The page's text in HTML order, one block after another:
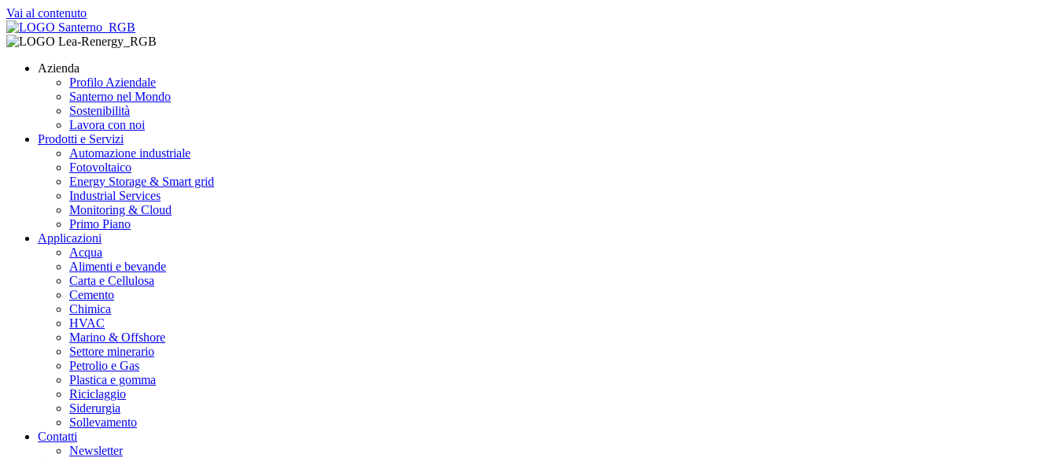
Vai al contenuto
Azienda
Profilo Aziendale
Santerno nel Mondo
Sostenibilità
Lavora con noi
Prodotti e Servizi
Automazione industriale
Fotovoltaico
Energy Storage & Smart grid
Industrial Services
Monitoring & Cloud
Primo Piano
Applicazioni
Acqua
Alimenti e bevande
Carta e Cellulosa
Cemento
Chimica
HVAC
Marino & Offshore
Settore minerario
Petrolio e Gas
Plastica e gomma
Riciclaggio
Siderurgia
Sollevamento
Contatti
Newsletter